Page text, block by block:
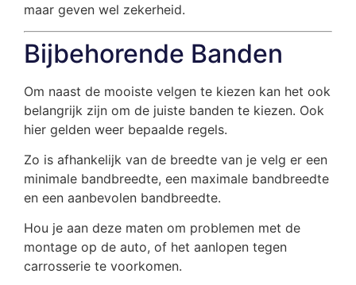
maar geven wel zekerheid.
Bijbehorende Banden
Om naast de mooiste velgen te kiezen kan het ook
belangrijk zijn om de juiste banden te kiezen. Ook
hier gelden weer bepaalde regels.
Zo is afhankelijk van de breedte van je velg er een
minimale bandbreedte, een maximale bandbreedte
en een aanbevolen bandbreedte.
Hou je aan deze maten om problemen met de
montage op de auto, of het aanlopen tegen
carrosserie te voorkomen.